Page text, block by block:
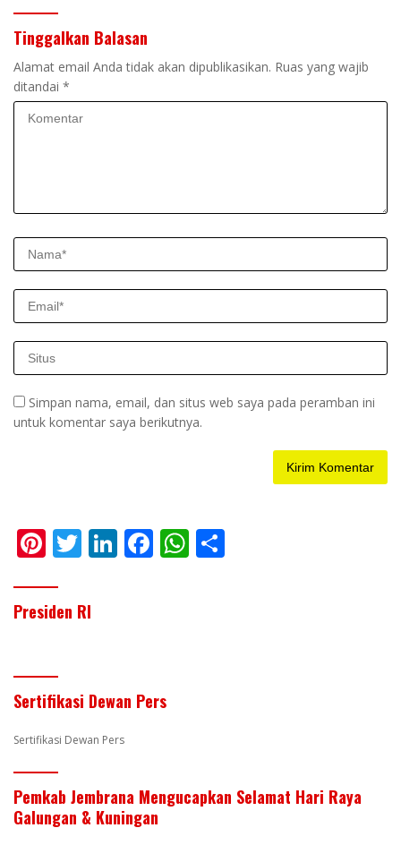
Tinggalkan Balasan
Alamat email Anda tidak akan dipublikasikan. Ruas yang wajib
ditandai *
Simpan nama, email, dan situs web saya pada peramban ini
untuk komentar saya berikutnya.
Pi
er
e
T
itt
er
Li F
k
W
Presiden RI
Sertifikasi Dewan Pers
Sertifikasi Dewan Pers
Pemkab Jembrana Mengucapkan Selamat Hari Raya
Galungan & Kuningan